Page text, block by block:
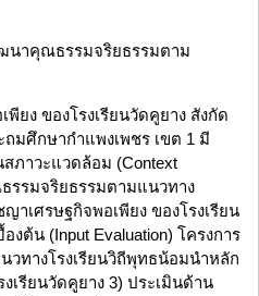
นาคุณธรรมจริยธรรมตาม
ยง ของโรงเรียนวัดคูยาง สังกัด
มศึกษากำแพงเพชร เขต 1 มี
ภาวะแวดล้อม (Context
รรมจริยธรรมตามแนวทาง
าเศรษฐกิจพอเพียง ของโรงเรียน
งต้น (Input Evaluation) โครงการ
ทางโรงเรียนวิถีพุทธน้อมนำหลัก
เรียนวัดคูยาง 3) ประเมินด้าน